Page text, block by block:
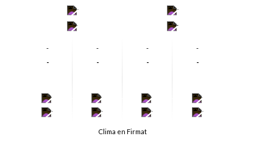
-
-
-
-
-
-
-
-
-
-
-
-
-
-
-
-
-
-
-
-
Clima en Firmat